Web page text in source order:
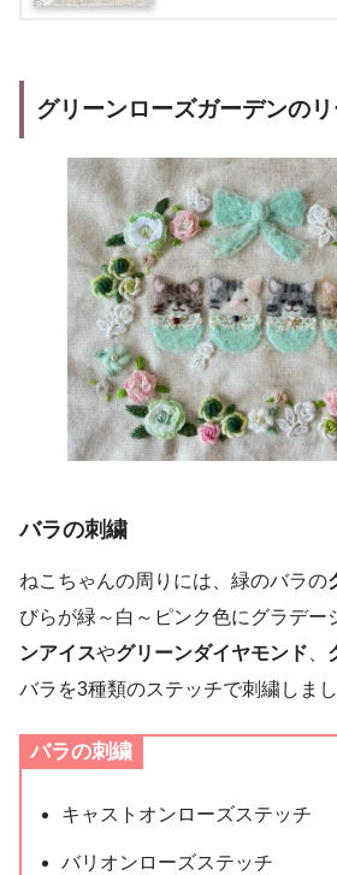
グリーンローズガーデンの
バラの刺繍
ねこちゃんの周りには、緑のバラの
びらが緑～白～ピンク色にグラデー
ンアイスやグリーンダイヤモンド
バラを3種類のステッチで刺繍しまし
バラの刺繍
キャストオンローズステッチ
バリオンローズステッチ